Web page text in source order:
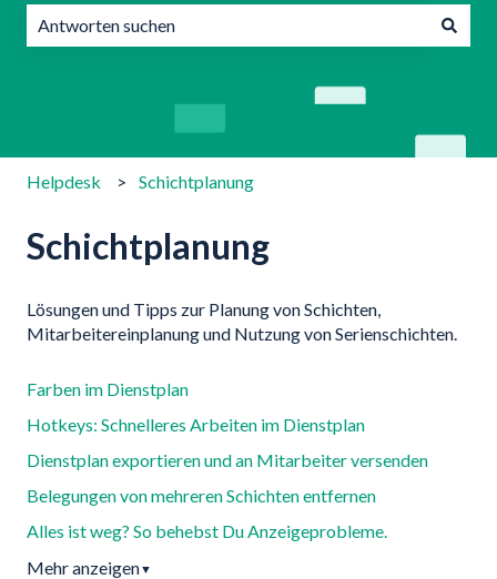
Helpdesk Schichtplanung
Schichtplanung
Lösungen und Tipps zur Planung von Schichten,
Mitarbeitereinplanung und Nutzung von Serienschichten.
Farben im Dienstplan
Hotkeys: Schnelleres Arbeiten im Dienstplan
Dienstplan exportieren und an Mitarbeiter versenden
Belegungen von mehreren Schichten entfernen
Alles ist weg? So behebst Du Anzeigeprobleme.
Mehr anzeigen▼